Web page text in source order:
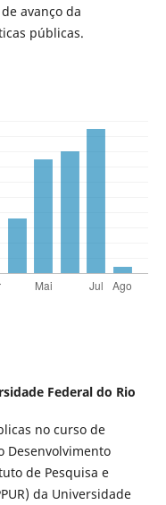
avanço da
públicas.
Federal do Rio
no curso de
Desenvolvimento
de Pesquisa e
da Universidade